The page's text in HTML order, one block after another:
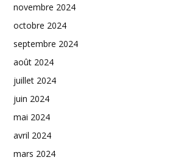
novembre 2024
octobre 2024
septembre 2024
août 2024
juillet 2024
juin 2024
mai 2024
avril 2024
mars 2024